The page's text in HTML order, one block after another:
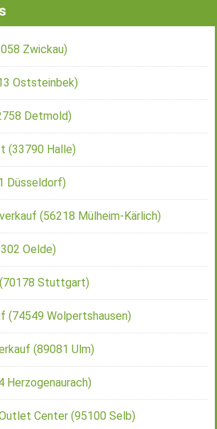
Zwickau)
Oststeinbek)
Detmold)
(33790 Halle)
Düsseldorf)
(56218 Mülheim-Kärlich)
Oelde)
Stuttgart)
(74549 Wolpertshausen)
(89081 Ulm)
Herzogenaurach)
Center (95100 Selb)